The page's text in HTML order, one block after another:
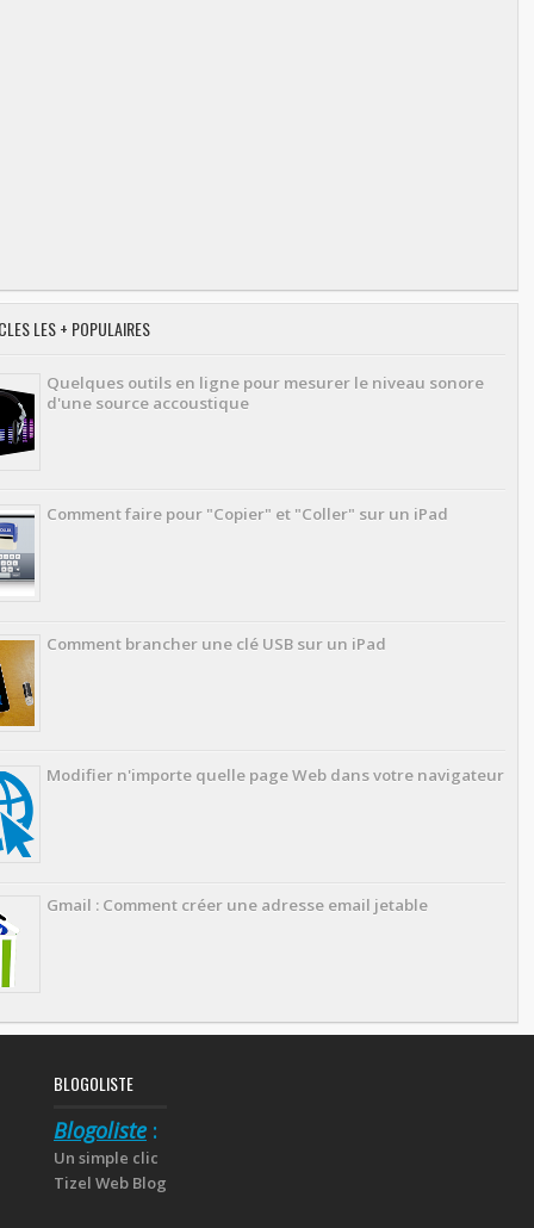
LES + POPULAIRES
Quelques outils en ligne pour mesurer le niveau sonore
d'une source accoustique
Comment faire pour "Copier" et "Coller" sur un iPad
Comment brancher une clé USB sur un iPad
Modifier n'importe quelle page Web dans votre navigateur
Gmail : Comment créer une adresse email jetable
BLOGOLISTE
Blogoliste :
Un simple clic
Tizel Web Blog